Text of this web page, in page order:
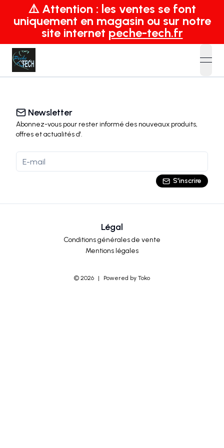
⚠️ Attention : les ventes se font
uniquement en magasin ou sur notre
site internet peche-tech.fr
Newsletter
Abonnez-vous pour rester informé des nouveaux produits,
offres et actualitésd'.
S'inscrire
Légal
Conditions générales de vente
Mentions légales
© 2026 | Powered by Toko